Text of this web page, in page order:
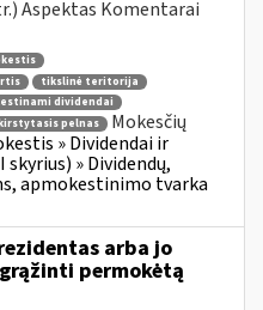
Aspektas Komentarai
tikslinė teritorija
dividendai
pelnas
Mokesčių
» Dividendai ir
» Dividendų,
apmokestinimo tvarka
arba jo
permokėtą